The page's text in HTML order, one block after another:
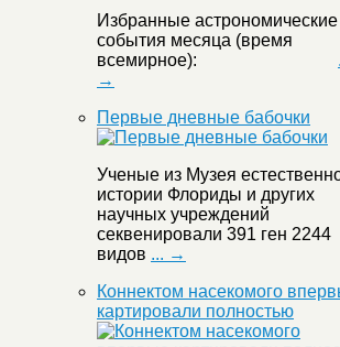
Избранные астрономические
события месяца (время
всемирное):
→
Первые дневные бабочки
Ученые из Музея
истории Флориды и других
научных учреждений
секвенировали 391 ген 2244
видов ... →
Коннектом насекомого
картировали полностью